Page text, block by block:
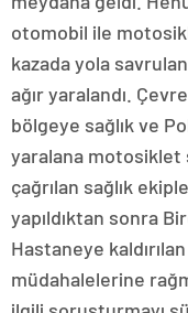
otomobil ile
kazada yola
ağır yaralandı.
bölgeye sağlık ve
yaralana motosiklet
çağrılan sağlık
yapıldıktan sonra
Hastaneye
müdahalelerine